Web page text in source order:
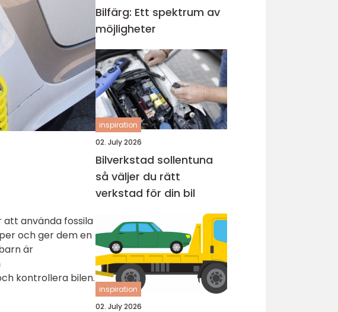
använda fossila
och ger dem en
är
kontrollera bilen.
Bilfärg: Ett spektrum av
möjligheter
inspiration
02. July 2026
Bilverkstad sollentuna
så väljer du rätt
verkstad för din bil
inspiration
02. July 2026